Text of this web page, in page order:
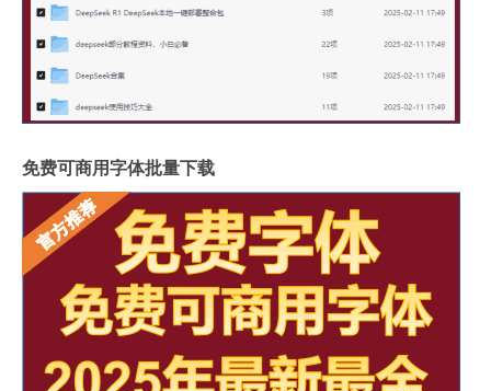
免费可商用字体批量下载